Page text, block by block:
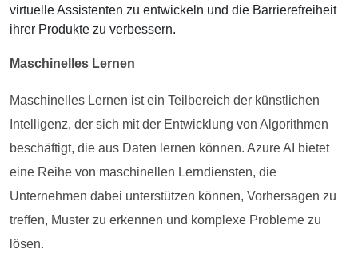
virtuelle Assistenten zu entwickeln und die Barrierefreiheit
ihrer Produkte zu verbessern.
Maschinelles Lernen
Maschinelles Lernen ist ein Teilbereich der künstlichen
Intelligenz, der sich mit der Entwicklung von Algorithmen
beschäftigt, die aus Daten lernen können. Azure AI bietet
eine Reihe von maschinellen Lerndiensten, die
Unternehmen dabei unterstützen können, Vorhersagen zu
treffen, Muster zu erkennen und komplexe Probleme zu
lösen.